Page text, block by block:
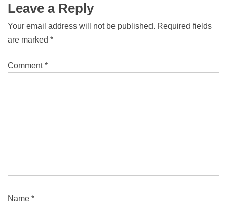
Leave a Reply
Your email address will not be published. Required fields
are marked *
Comment*
Name *